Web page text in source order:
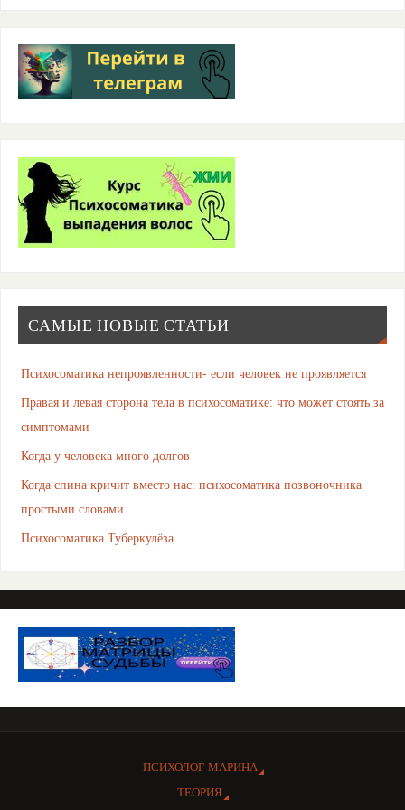
САМЫЕ НОВЫЕ СТАТЬИ
Психосоматика непроявленности- если человек не проявляется
Правая и левая сторона тела в психосоматике: что может стоять за
симптомами
Когда у человека много долгов
Когда спина кричит вместо нас: психосоматика позвоночника
простыми словами
Психосоматика Туберкулёза
ПСИХОЛОГ МАРИНА
ТЕОРИЯ